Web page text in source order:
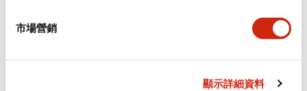
市場營銷
顯示詳細資料